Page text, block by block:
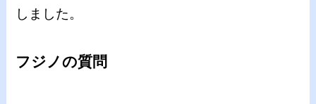
しました。
フジノの質問